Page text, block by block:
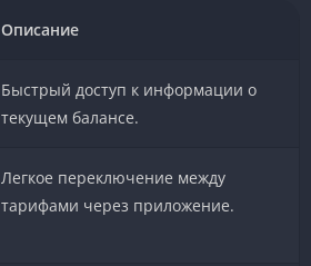
Описание
Быстрый доступ к информации о
текущем балансе.
Легкое переключение между
тарифами через приложение.